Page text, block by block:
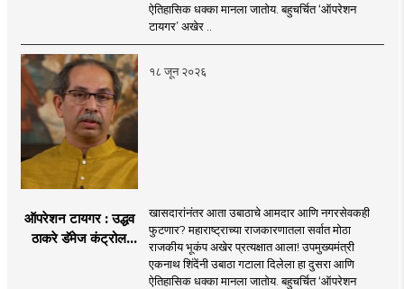
ऐतिहासिक धक्का मानला जातोय. बहुचर्चित ‘ऑपरेशन
टायगर’ अखेर ..
१८ जून २०२६
ऑपरेशन टायगर : उद्धव
ठाकरे डॅमेज कंट्रोल
खासदारांनंतर आता उबाठाचे आमदार आणि नगरसेवकही
फुटणार? महाराष्ट्राच्या राजकारणातला सर्वात मोठा
राजकीय भूकंप अखेर प्रत्यक्षात आला! उपमुख्यमंत्री
एकनाथ शिंदेंनी उबाठा गटाला दिलेला हा दुसरा आणि
ऐतिहासिक धक्का मानला जातोय. बहुचर्चित ‘ऑपरेशन